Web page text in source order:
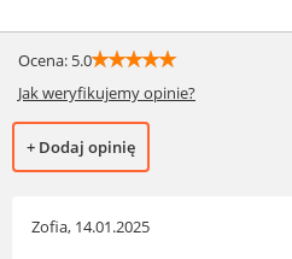
Ocena: 5.0 ☆
☆
☆
☆
☆
Jak weryfikujemy opinie?
+ Dodaj opinię
Zofia, 14.01.2025